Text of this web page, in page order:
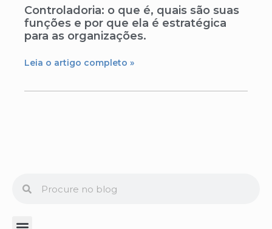
Controladoria: o que é, quais são suas
funções e por que ela é estratégica
para as organizações.
Leia o artigo completo »